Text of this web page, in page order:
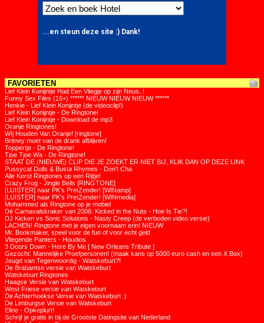
FAVORIETEN
Lief Klein Konijntje Had Een Vliegje op zijn Neus..!
Funny Sex Files (16+) ****** NIEUW NIEUW NIEUW ******
Henkie - Lief Klein Konijntje (de videoclip!)
Lief Klein Konijntje - De Ringtone!
Lief Klein Konijntje - Download de mp3
Oranje Ringtones!
WIj Houden Van Oranje! [ringtone]
Britney moet van de drank afblijven!
Toppertje - De Ringtone!
Tjoe Tjoe Wa - De Ringtone!
STAAT DE (NIEUWE) CLIP DIE JE ZOEKT ER NIET BIJ, KLIK DAN OP DEZE LINK
Pussycat Dolls & Busta Rhymes - Don't Cha
Alle Kerst Ringtones op een Rijtje!
Crazy Frog - Jingle Bells [RINGTONE]
[LUISTER] naar PK's PretZender! [WINamp]
[LUISTER] naar PK's PretZender! [WINmedia]
Mohammed als Ringtone op je mobiel
Dé Carnavalskraker van 2006: Kicked in the Nuts - Hoe Is Tie?!
DJ Kicken vs Sonic Solutions - Nasty Creep (de verboden video versie)
LACHEN! Ringtone met je eigen voornaam erin! NIEUW
Mr. Bookmaker, speel voor de fun of voor echt geld
Vliegende Panters - Houdios
3 Doors Down - Here By Me [ New Orleans Tribute ]
Gezocht: Mannelijke Proefpersonen! (maak kans op 5000 euro cash en een X Box)
Jeugd van Tegenwoordig - Watskeburt?!
De Brabantse versie van Watskeburt
Watskeburt Ringtones
Haagse Versie van Watskeburt
West Friese versie van Watskeburt
De Achterhoekse Versie van Watskeburt :)
De Limburgse Versie van Watskeburt
Eline - Opkeplurt!
Schrijf je gratis in bij de Grootste Datingsite van Nederland